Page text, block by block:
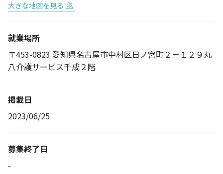
大きな地図を見る
就業場所
〒453-0823 愛知県名古屋市中村区日ノ宮町２－１２９丸
八介護サービス千成２階
掲載日
2023/06/25
募集終了日
-